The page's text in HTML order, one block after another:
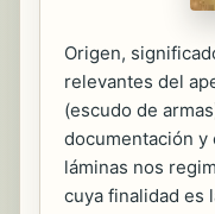
Origen,
relevantes del
(escudo de
documentación y
láminas nos
cuya finalidad es